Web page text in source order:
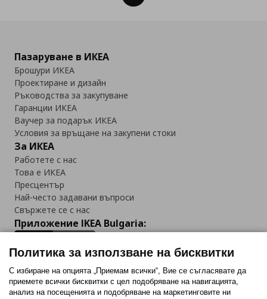
Пазаруване в ИКЕА
Брошури ИКЕА
Проектиране и дизайн
Ръководства за закупуване
Гаранции ИКЕА
Ваучер за подарък ИКЕА
Условия за връщане на закупени стоки
За ИКЕА
Работете с нас
Това е ИКЕА
Пресцентър
Най-често задавани въпроси
Свържете се с нас
Приложение IKEA Bulgaria:
Последвайте ни:
Политика за използване на бисквитки
С избиране на опцията „Приемам всички“, Вие се съгласявате да
приемете всички бисквитки с цел подобряване на навигацията,
анализ на посещенията и подобряване на маркетинговите ни